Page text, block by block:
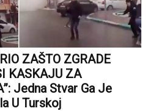
ZAŠTO ZGRADE
KASKAJU ZA
Jedna Stvar Ga Je
U Turskoj